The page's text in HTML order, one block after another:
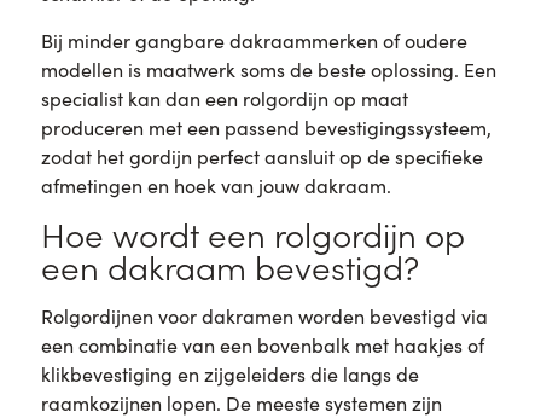
Bij minder gangbare dakraammerken of oudere
modellen is maatwerk soms de beste oplossing. Een
specialist kan dan een rolgordijn op maat
produceren met een passend bevestigingssysteem,
zodat het gordijn perfect aansluit op de specifieke
afmetingen en hoek van jouw dakraam.
Hoe wordt een rolgordijn op
een dakraam bevestigd?
Rolgordijnen voor dakramen worden bevestigd via
een combinatie van een bovenbalk met haakjes of
klikbevestiging en zijgeleiders die langs de
raamkozijnen lopen. De meeste systemen zijn